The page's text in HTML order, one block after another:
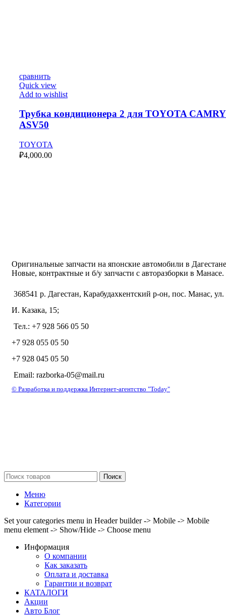
сравнить
Quick view
Add to wishlist
Трубка кондиционера 2 для TOYOTA CAMRY
ASV50
TOYOTA
₽4,000.00
Оригинальные запчасти на японские автомобили в
Новые, контрактные и б/у запчасти с авторазборки в Манасе.
368541 р. Дагестан, Карабудахкентский р-он, пос. Манас, ул.
И. Казака, 15;
Тел.: +7 928 566 05 50
+7 928 055 05 50
+7 928 045 05 50
Email: razborka-05@mail.ru
© Разработка и поддержка Интернет-агентство "Today"
Поиск
Меню
Категории
Set your categories menu in Header builder -> Mobile -> Mobile
menu element -> Show/Hide -> Choose menu
Информация
О компании
Как заказать
Оплата и доставка
Гарантии и возврат
КАТАЛОГИ
Акции
Авто Блог